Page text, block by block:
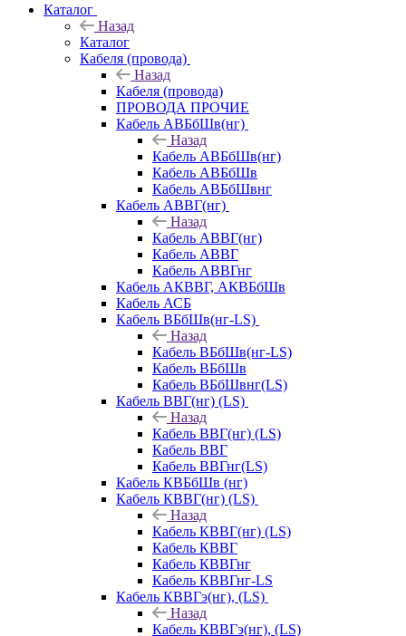
Каталог
Назад
Каталог
Кабеля (провода)
Назад
Кабеля (провода)
ПРОВОДА ПРОЧИЕ
Кабель АВБбШв(нг)
Назад
Кабель АВБбШв(нг)
Кабель АВБбШв
Кабель АВБбШвнг
Кабель АВВГ(нг)
Назад
Кабель АВВГ(нг)
Кабель АВВГ
Кабель АВВГнг
Кабель АКВВГ, АКВБбШв
Кабель АСБ
Кабель ВБбШв(нг-LS)
Назад
Кабель ВБбШв(нг-LS)
Кабель ВБбШв
Кабель ВБбШвнг(LS)
Кабель ВВГ(нг) (LS)
Назад
Кабель ВВГ(нг) (LS)
Кабель ВВГ
Кабель ВВГнг(LS)
Кабель КВБбШв (нг)
Кабель КВВГ(нг) (LS)
Назад
Кабель КВВГ(нг) (LS)
Кабель КВВГ
Кабель КВВГнг
Кабель КВВГнг-LS
Кабель КВВГэ(нг), (LS)
Назад
Кабель КВВГэ(нг), (LS)